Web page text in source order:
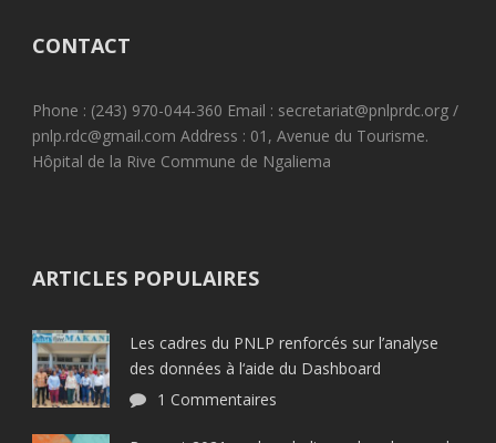
CONTACT
Phone : (243) 970-044-360 Email : secretariat@pnlprdc.org /
pnlp.rdc@gmail.com Address : 01, Avenue du Tourisme.
Hôpital de la Rive Commune de Ngaliema
ARTICLES POPULAIRES
Les cadres du PNLP renforcés sur l’analyse
des données à l‘aide du Dashboard
1 Commentaires